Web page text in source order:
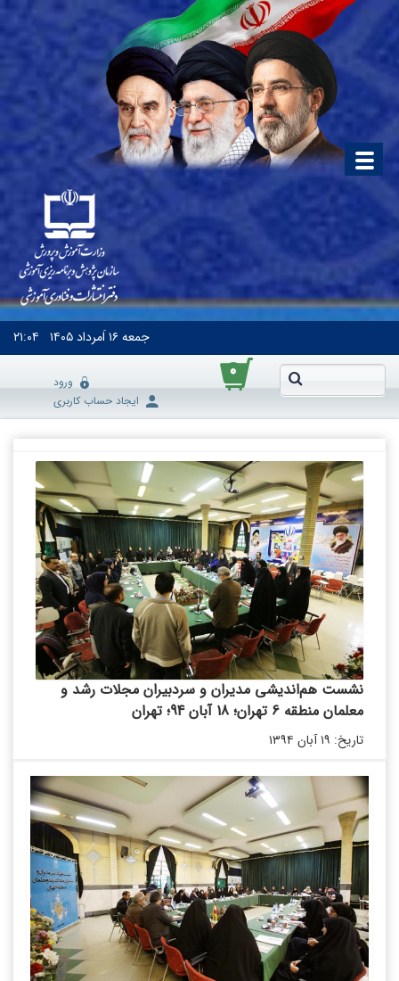
جمعه۱۶ اَمرداد ۱۴۰۵ ۲۱:۰۴
۰
ورود
ایجاد حساب کاربری
نشست هم‌اندیشی مدیران و سردبیران مجلات رشد و
معلمان منطقه 6 تهران؛ 18 آبان 94؛ تهران
تاریخ: ۱۹ آبان ۱۳۹۴